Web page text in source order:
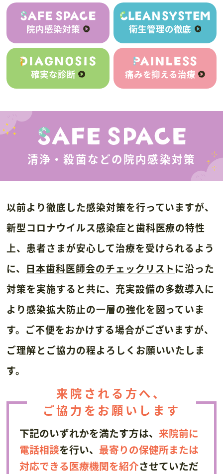
院内感染対策 衛生管理の徹底
確実な診断 痛みを抑える治療
清浄・殺菌などの院内感染対策
以前より徹底した感染対策を行っていますが、
新型コロナウイルス感染症と歯科医療の特性
上、 患者さまが安心して治療を受けられるよう
に、 日本歯科医師会のチェックリストに沿った
対策を実施すると共に、 充実設備の多数導入に
より感染拡大防止の一層の強化を図っていま
す。 ご不便をおかけする場合がございますが、
ご理解とご協力の程よろしくお願いいたしま
す。
来院される方へ、
ご協力をお願いします
下記のいずれかを満たす方は、 来院前に
電話相談を行い、 最寄りの保健所または
対応できる医療機関を紹介させていただ